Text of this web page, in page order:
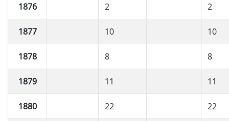
1876 2 2
1877 10 10
1878 8 8
1879 11 11
1880 22 22